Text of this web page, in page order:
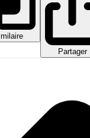
Partager